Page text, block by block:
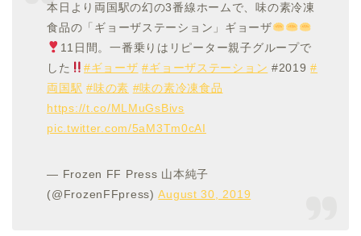
本日より両国駅の幻の3番線ホームで、味の素冷凍
食品の「ギョーザステーション」ギョーザ
11日間。一番乗りはリピーター親子グループで
した
#ギョーザ #ギョーザステーション #2019#
両国駅 #味の素 #味の素冷凍食品
https://t.co/MLMuGsBivs
pic.twitter.com/5aM3Tm0cAI
— Frozen FF Press 山本純子
(@FrozenFFpress)August 30, 2019